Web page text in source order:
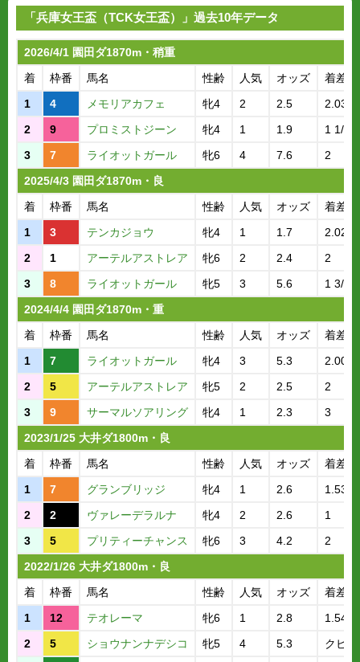
「兵庫女王盃（TCK女王盃）」過去10年データ
2026/4/1 園田ダ1870m・稍重
着
枠番 馬名 性齢 人気 オッズ
着差
1
4 メモリアカフェ 牝4 2 2.5
2.03.6
2
9 プロミストジーン 牝4 1 1.9
1 1/4
3
7 ライオットガール 牝6 4 7.6
2
2025/4/3 園田ダ1870m・良
着
枠番 馬名 性齢 人気 オッズ
着差
1
3 テンカジョウ 牝4 1 1.7
2.02.8
2
1 アーテルアストレア 牝6 2 2.4
2
3
8 ライオットガール 牝5 3 5.6
1 3/4
2024/4/4 園田ダ1870m・重
着
枠番 馬名 性齢 人気 オッズ
着差
1
7 ライオットガール 牝4 3 5.3
2.00.8
2
5 アーテルアストレア 牝5 2 2.5
2
3
9 サーマルソアリング 牝4 1 2.3
3
2023/1/25 大井ダ1800m・良
着
枠番 馬名 性齢 人気 オッズ
着差
1
7 グランブリッジ 牝4 1 2.6
1.53.9
2
2 ヴァレーデラルナ 牝4 2 2.6
1
3
5 プリティーチャンス 牝6 3 4.2
2
2022/1/26 大井ダ1800m・良
着
枠番 馬名 性齢 人気 オッズ
着差
1
12 テオレーマ 牝6 1 2.8
1.54.2
2
5 ショウナンナデシコ 牝5 4 5.3
クビ